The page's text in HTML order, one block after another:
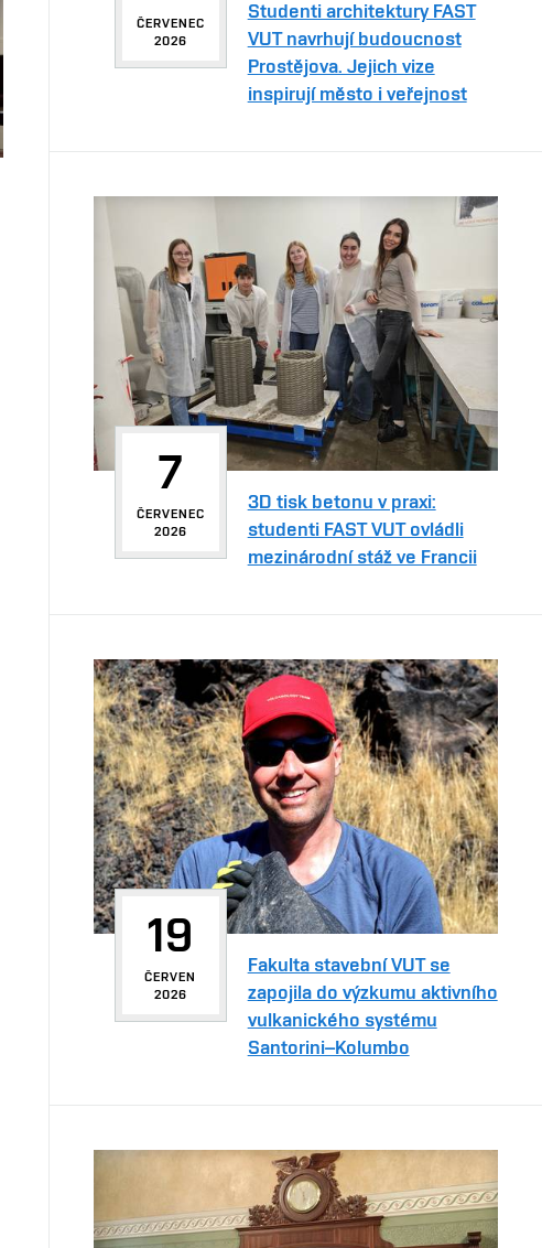
ČERVENEC
2026
Studenti architektury FAST
VUT navrhují budoucnost
Prostějova. Jejich vize
inspirují město i veřejnost
7
ČERVENEC
2026
3D tisk betonu v praxi:
studenti FAST VUT ovládli
mezinárodní stáž ve Francii
19
ČERVEN
2026
Fakulta stavební VUT se
zapojila do výzkumu aktivního
vulkanického systému
Santorini–Kolumbo